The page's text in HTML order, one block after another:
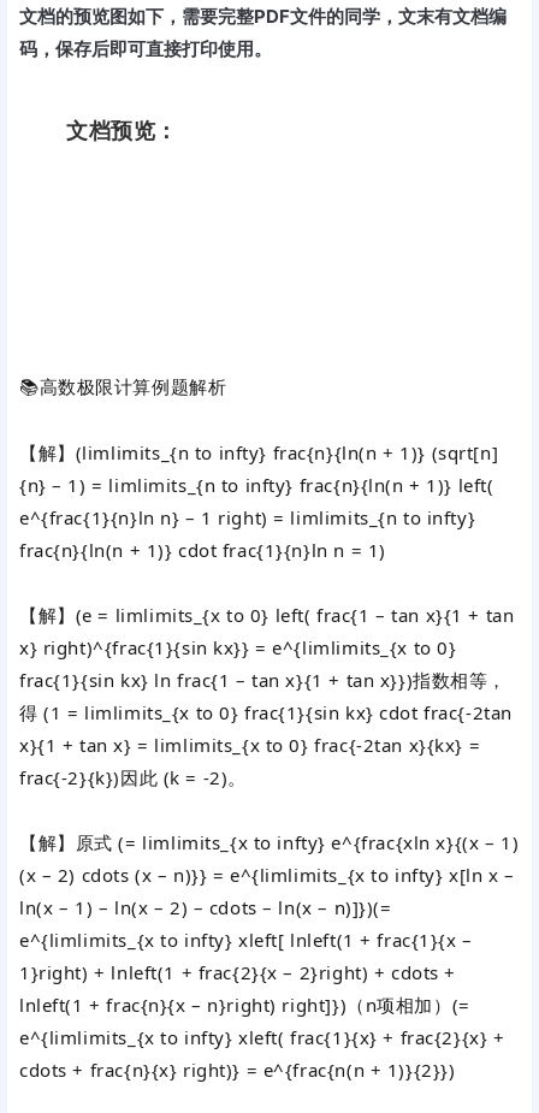
文档的预览图如下，需要完整PDF文件的同学，文末有文档编
码，保存后即可直接打印使用。
文档预览：
📚高数极限计算例题解析
【解】 (limlimits_{n to infty} frac{n}{ln(n + 1)} (sqrt[n]
{n} – 1) = limlimits_{n to infty} frac{n}{ln(n + 1)} left(
e^{frac{1}{n}ln n} – 1 right) = limlimits_{n to infty}
frac{n}{ln(n + 1)} cdot frac{1}{n}ln n = 1)
【解】 (e = limlimits_{x to 0} left( frac{1 – tan x}{1 + tan
x} right)^{frac{1}{sin kx}} = e^{limlimits_{x to 0}
frac{1}{sin kx} ln frac{1 – tan x}{1 + tan x}})指数相等，
得(1 = limlimits_{x to 0} frac{1}{sin kx} cdot frac{-2tan
x}{1 + tan x} = limlimits_{x to 0} frac{-2tan x}{kx} =
frac{-2}{k})因此 (k = -2)。
【解】原式(= limlimits_{x to infty} e^{frac{xln x}{(x – 1)
(x – 2) cdots (x – n)}} = e^{limlimits_{x to infty} x[ln x –
ln(x – 1) – ln(x – 2) – cdots – ln(x – n)]})(=
e^{limlimits_{x to infty} xleft[ lnleft(1 + frac{1}{x –
1}right) + lnleft(1 + frac{2}{x – 2}right) + cdots +
lnleft(1 + frac{n}{x – n}right) right]}) （ n项相加） (=
e^{limlimits_{x to infty} xleft( frac{1}{x} + frac{2}{x} +
cdots + frac{n}{x} right)} = e^{frac{n(n + 1)}{2}})